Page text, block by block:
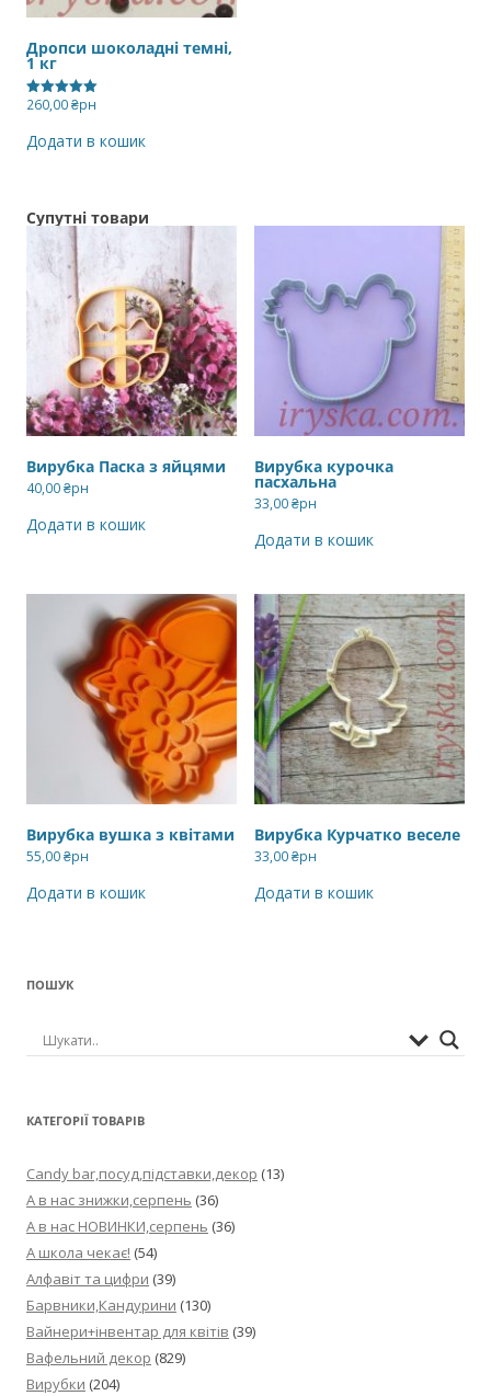
Дропси шоколадні темні,
1 кг
Оцінено в
260,00₴рн
Додати в кошик
Супутні товари
Вирубка Паска з яйцями
40,00₴рн
Додати в кошик
Вирубка курочка
пасхальна
33,00₴рн
Додати в кошик
Вирубка вушка з квітами
55,00₴рн
Додати в кошик
Вирубка Курчатко веселе
33,00₴рн
Додати в кошик
ПОШУК
КАТЕГОРІЇ ТОВАРІВ
Candy bar,посуд,підставки,декор (13)
А в нас знижки,серпень (36)
А в нас НОВИНКИ,серпень (36)
А школа чекає! (54)
Алфавіт та цифри (39)
Барвники,Кандурини (130)
Вайнери+інвентар для квітів (39)
Вафельний декор (829)
Вирубки (204)